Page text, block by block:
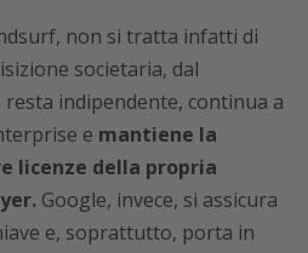
non si tratta infatti di
societaria, dal
indipendente, continua a
e mantiene la
licenze della propria
Google, invece, si assicura
e, soprattutto, porta in